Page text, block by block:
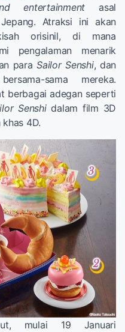
entertainment asal
Atraksi ini akan
orisinil, di mana
pengalaman menarik
para Sailor Senshi, dan
sama mereka.
berbagai adegan seperti
Senshidalam film 3D
4D.
mulai 19 Januari